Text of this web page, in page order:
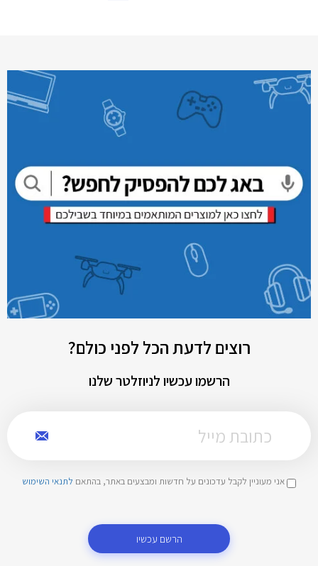
רוצים לדעת הכל לפני כולם?
הרשמו עכשיו לניוזלטר שלנו
אני מעוניין לקבל עדכונים על חדשות ומבצעים באתר, בהתאם לתנאי השימוש
הרשם עכשיו